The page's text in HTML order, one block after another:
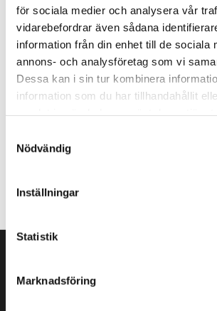
för sociala medier och analysera vår
vidarebefordrar även sådana
information från din enhet till de sociala
annons- och analysföretag som vi
Dessa kan i sin tur kombinera
information som du har tillhandahållit
Nödvändig
Inställningar
Statistik
Marknadsföring
Nyhetsbrev
Prenumerera gärna på
Press
Tajt deadline? Här hittar du
+46 10 30 30
Stockholm